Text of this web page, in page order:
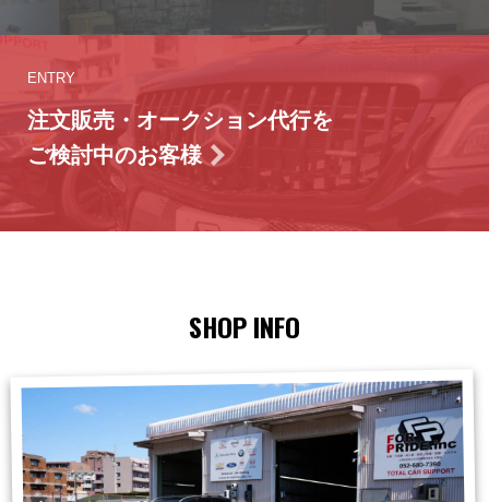
ENTRY
注文販売・オークション代行を
ご検討中のお客様
SHOP INFO